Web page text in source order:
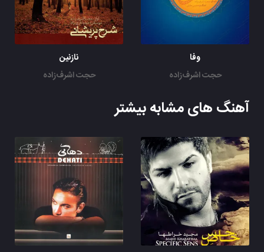
وفا
حجت اشرف‌زاده
نازنین
حجت اشرف‌زاده
آهنگ های مشابه بیشتر